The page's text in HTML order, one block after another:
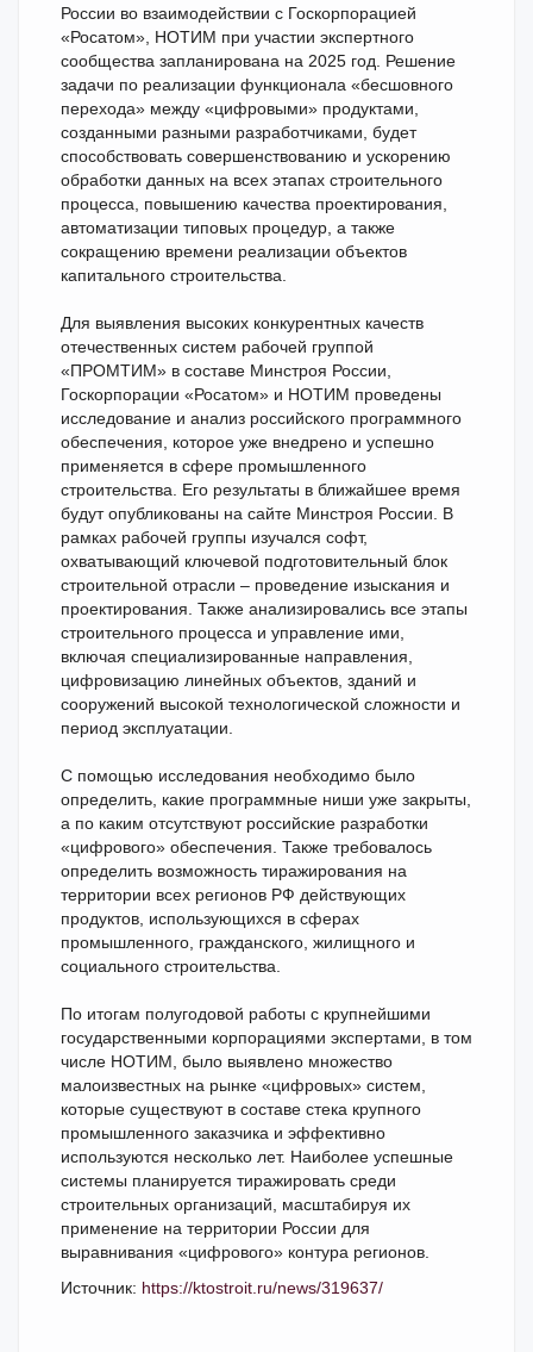
России во взаимодействии с Госкорпорацией
«Росатом», НОТИМ при участии экспертного
сообщества запланирована на 2025 год. Решение
задачи по реализации функционала «бесшовного
перехода» между «цифровыми» продуктами,
созданными разными разработчиками, будет
способствовать совершенствованию и ускорению
обработки данных на всех этапах строительного
процесса, повышению качества проектирования,
автоматизации типовых процедур, а также
сокращению времени реализации объектов
капитального строительства.
Для выявления высоких конкурентных качеств
отечественных систем рабочей группой
«ПРОМТИМ» в составе Минстроя России,
Госкорпорации «Росатом» и НОТИМ проведены
исследование и анализ российского программного
обеспечения, которое уже внедрено и успешно
применяется в сфере промышленного
строительства. Его результаты в ближайшее время
будут опубликованы на сайте Минстроя России. В
рамках рабочей группы изучался софт,
охватывающий ключевой подготовительный блок
строительной отрасли – проведение изыскания и
проектирования. Также анализировались все этапы
строительного процесса и управление ими,
включая специализированные направления,
цифровизацию линейных объектов, зданий и
сооружений высокой технологической сложности и
период эксплуатации.
С помощью исследования необходимо было
определить, какие программные ниши уже закрыты,
а по каким отсутствуют российские разработки
«цифрового» обеспечения. Также требовалось
определить возможность тиражирования на
территории всех регионов РФ действующих
продуктов, использующихся в сферах
промышленного, гражданского, жилищного и
социального строительства.
По итогам полугодовой работы с крупнейшими
государственными корпорациями экспертами, в том
числе НОТИМ, было выявлено множество
малоизвестных на рынке «цифровых» систем,
которые существуют в составе стека крупного
промышленного заказчика и эффективно
используются несколько лет. Наиболее успешные
системы планируется тиражировать среди
строительных организаций, масштабируя их
применение на территории России для
выравнивания «цифрового» контура регионов.
Источник: https://ktostroit.ru/news/319637/